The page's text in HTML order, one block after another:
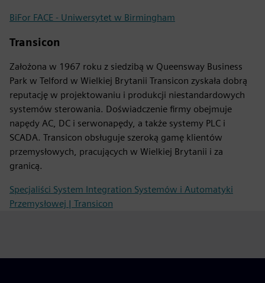
BiFor FACE - Uniwersytet w Birmingham
Transicon
Założona w 1967 roku z siedzibą w Queensway Business
Park w Telford w Wielkiej Brytanii Transicon zyskała dobrą
reputację w projektowaniu i produkcji niestandardowych
systemów sterowania. Doświadczenie firmy obejmuje
napędy AC, DC i serwonapędy, a także systemy PLC i
SCADA. Transicon obsługuje szeroką gamę klientów
przemysłowych, pracujących w Wielkiej Brytanii i za
granicą.
Specjaliści System Integration Systemów i Automatyki
Przemysłowej | Transicon